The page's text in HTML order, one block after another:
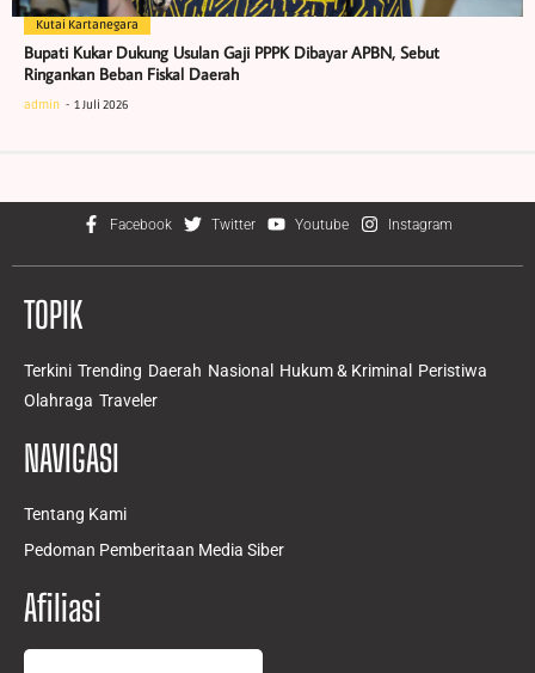
Kutai Kartanegara
Bupati Kukar Dukung Usulan Gaji PPPK Dibayar APBN, Sebut
Ringankan Beban Fiskal Daerah
admin 1 Juli 2026
Facebook Twitter Youtube Instagram
TOPIK
Terkini Trending Daerah Nasional Hukum & Kriminal
Peristiwa
Olahraga Traveler
NAVIGASI
Tentang Kami
Pedoman Pemberitaan Media Siber
Afiliasi